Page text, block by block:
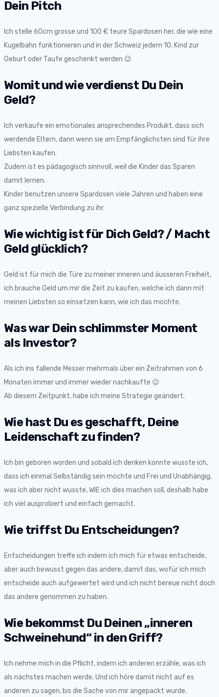
Dein Pitch
Ich stelle 60cm grosse und 100 € teure Spardosen her, die wie eine
Kugelbahn funktionieren und in der Schweiz jedem 10. Kind zur
Geburt oder Taufe geschenkt werden 😉
Womit und wie verdienst Du Dein
Geld?
Ich verkaufe ein emotionales ansprechendes Produkt, dass sich
werdende Eltern, dann wenn sie am Empfänglichsten sind für ihre
Liebsten kaufen.
Zudem ist es pädagogisch sinnvoll, weil die Kinder das Sparen
damit lernen.
Kinder benutzen unsere Spardosen viele Jahren und haben eine
ganz spezielle Verbindung zu ihr.
Wie wichtig ist für Dich Geld? / Macht
Geld glücklich?
Geld ist für mich die Türe zu meiner inneren und äusseren Freiheit,
ich brauche Geld um mir die Zeit zu kaufen, welche ich dann mit
meinen Liebsten so einsetzen kann, wie ich das möchte.
Was war Dein schlimmster Moment
als Investor?
Als ich ins fallende Messer mehrmals über ein Zeitrahmen von 6
Monaten immer und immer wieder nachkaufte 😉
Ab diesem Zeitpunkt, habe ich meine Strategie geändert.
Wie hast Du es geschafft, Deine
Leidenschaft zu finden?
Ich bin geboren worden und sobald ich denken konnte wusste ich,
dass ich einmal Selbständig sein möchte und Frei und Unabhängig,
was ich aber nicht wusste, WIE ich dies machen soll, deshalb habe
ich viel ausprobiert und einfach gemacht.
Wie triffst Du Entscheidungen?
Entscheidungen treffe ich indem ich mich für etwas entscheide,
aber auch bewusst gegen das andere, damit das, wofür ich mich
entscheide auch aufgewertet wird und ich nicht bereue nicht doch
das andere genommen zu haben.
Wie bekommst Du Deinen „inneren
Schweinehund“ in den Griff?
Ich nehme mich in die Pflicht, indem ich anderen erzähle, was ich
als nächstes machen werde. Und ich höre damit nicht auf es
anderen zu sagen, bis die Sache von mir angepackt wurde.